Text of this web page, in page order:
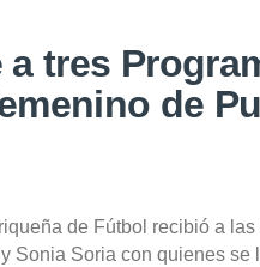
a tres
de
de Fútbol recibió a
Sonia Soria con quienes